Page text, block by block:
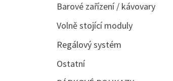
Barové zařízení / kávovary
Volně stojící moduly
Regálový systém
Ostatní